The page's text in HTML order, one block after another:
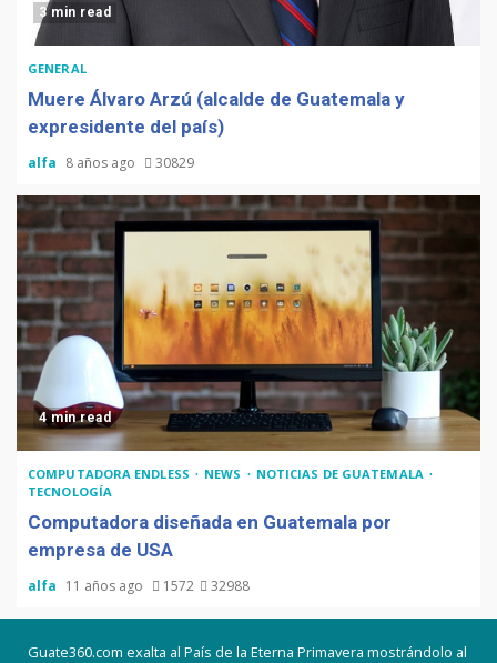
3 min read
GENERAL
Muere Álvaro Arzú (alcalde de Guatemala y
expresidente del país)
alfa 8 años ago 30829
4 min read
COMPUTADORA ENDLESS NEWS
NOTICIAS DE GUATEMALA
TECNOLOGÍA
Computadora diseñada en Guatemala por
empresa de USA
alfa 11 años ago 1572 32988
Guate360.com exalta al País de la Eterna Primavera mostrándolo al